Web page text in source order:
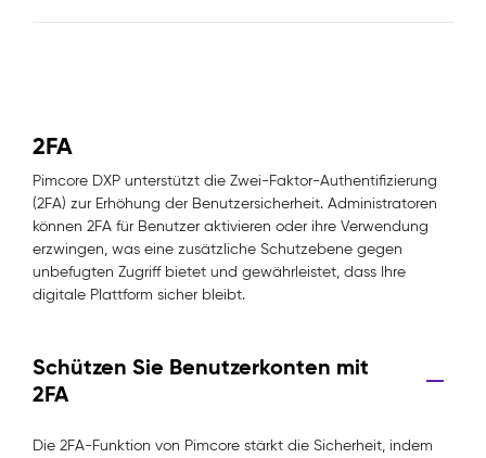
2FA
Pimcore DXP unterstützt die Zwei-Faktor-Authentifizierung
(2FA) zur Erhöhung der Benutzersicherheit. Administratoren
können 2FA für Benutzer aktivieren oder ihre Verwendung
erzwingen, was eine zusätzliche Schutzebene gegen
unbefugten Zugriff bietet und gewährleistet, dass Ihre
digitale Plattform sicher bleibt.
Schützen Sie Benutzerkonten mit
2FA
Die 2FA-Funktion von Pimcore stärkt die Sicherheit, indem